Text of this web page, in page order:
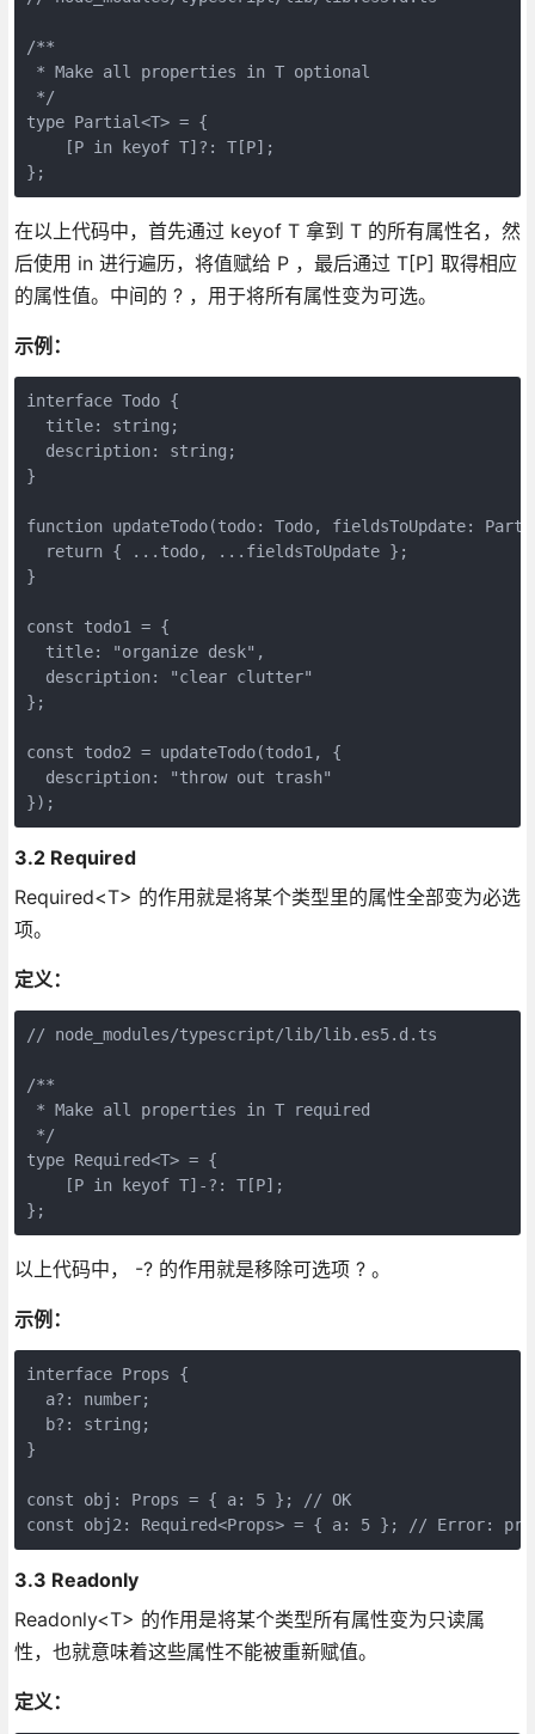
/**
* Make all properties in T optional
*/
type Partial<T> = {
    [P in keyof T]?: T[P];
在以上代码中，首先通过 keyof T 拿到 T 的所有属性名，然
后使用 in 进行遍历，将值赋给 P ，最后通过 T[P] 取得相应
的属性值。中间的 ? ，用于将所有属性变为可选。
示例：
interface Todo {
  title: string;
  description: string;
}
function updateTodo(todo: Todo, fieldsToUpdate:
  return { ...todo, ...fieldsToUpdate };
}
const todo1 = {
  title: "organize desk",
  description: "clear clutter"
};
const todo2 = updateTodo(todo1, {
  description: "throw out trash"
3.2 Required
Required<T> 的作用就是将某个类型里的属性全部变为必选
项。
定义：
// node_modules/typescript/lib/lib.es5.d.ts
/**
* Make all properties in T required
*/
type Required<T> = {
    [P in keyof T]-?: T[P];
以上代码中， -? 的作用就是移除可选项 ? 。
示例：
interface Props {
  a?: number;
  b?: string;
}
const obj: Props = { a: 5 }; // OK
3.3 Readonly
Readonly<T> 的作用是将某个类型所有属性变为只读属
性，也就意味着这些属性不能被重新赋值。
定义：